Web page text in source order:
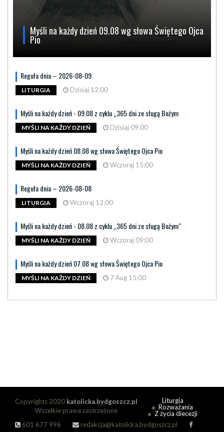
Myśli na każdy dzień 09.08 wg słowa Świętego Ojca
Pio
Reguła dnia – 2026-08-09
LITURGIA Dzisiaj 12:00
Myśli na każdy dzień - 09.08 z cyklu „365 dni ze sługą Bożym
MYŚLI NA KAŻDY DZIEŃ Dzisiaj 09:00
Myśli na każdy dzień 08.08 wg słowa Świętego Ojca Pio
MYŚLI NA KAŻDY DZIEŃ Wczoraj 15:00
Reguła dnia – 2026-08-08
LITURGIA Wczoraj 12:00
Myśli na każdy dzień - 08.08 z cyklu „365 dni ze sługą Bożym"
MYŚLI NA KAŻDY DZIEŃ Wczoraj 09:00
Myśli na każdy dzień 07.08 wg słowa Świętego Ojca Pio
MYŚLI NA KAŻDY DZIEŃ 7 Aug 15:00
Copyrights 2020 katolicka.bydgoszcz.pl
Wszelkie prawa zastrzeżone
601 677 996
redakcja@katolicka.bydgoszcz.pl
Liturgia
Rozważania
Z życia diecezji